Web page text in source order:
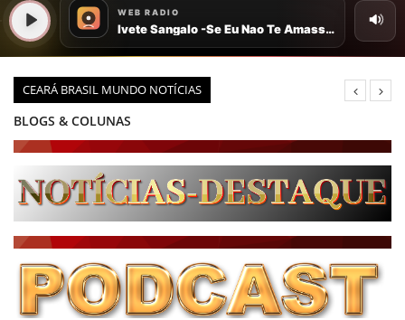
CEARÁ BRASIL MUNDO NOTÍCIAS
BLOGS & COLUNAS
PODCAST - PONTO DE VISTA
BRASIL DE FATO - ÚLTIMAS NOTÍCIAS
ÚLTIMAS NOTÍCIAS
NOTÍCIAS TAMBÉM NA TELA
CONECTE-SE
REGISTO